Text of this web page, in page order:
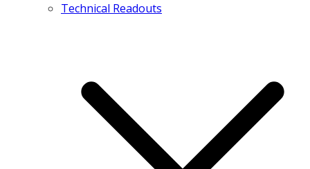
Technical Readouts